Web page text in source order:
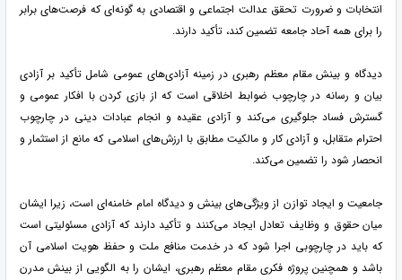
انتخابات و ضرورت تحقق عدالت اجتماعی و اقتصادی به گونه‌ای که فرصت‌های برابر
را برای همه آحاد جامعه تضمین کند، تأکید دارند.
دیدگاه و بینش مقام معظم رهبری در زمینه آزادی‌های عمومی شامل تأکید بر آزادی
بیان و رسانه در چارچوب ضوابط اخلاقی است که از بازی کردن با افکار عمومی و
گسترش فساد جلوگیری می‌کند و آزادی عقیده و انجام عبادات دینی در چارچوب
احترام متقابل، و آزادی کار و مالکیت مطابق با ارزش‌های اسلامی که مانع از استثمار و
انحصار شود را تضمین می‌کند.
جامعیت و ایجاد توازن از ویژگی‌های بینش و دیدگاه امام خامنه‌ای است، زیرا ایشان
میان حقوق و وظایف تعادل ایجاد می‌کنند و تأکید دارند که آزادی مسئولیتی است
که باید در چارچوبی اجرا شود که در خدمت منافع ملت و حفظ هویت اسلامی آن
باشد و همچنین پروژه فکری مقام معظم رهبری، ایشان را به الگویی از بینش مدرن